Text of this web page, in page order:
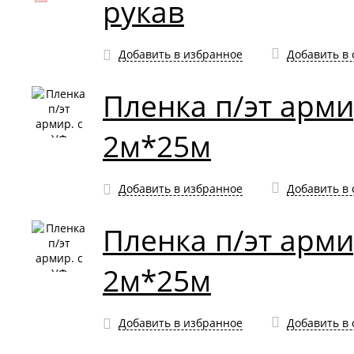
рукав
Добавить в избранное Добавить в
Пленка п/эт
2м*25м
Добавить в избранное Добавить в
Пленка п/эт
2м*25м
Добавить в избранное Добавить в